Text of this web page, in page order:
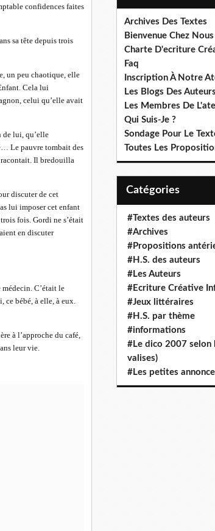
confidences faites
sa tête depuis trois
un peu chaotique, elle
Cela lui
celui qu’elle avait
de lui, qu’elle
Le pauvre tombait des
racontait. Il bredouilla
discuter de cet
lui imposer cet enfant
fois. Gordi ne s’était
en discuter
C’était le
ce bébé, à elle, à eux.
à l’approche du café,
leur vie.
Archives Des Textes
Bienvenue Chez Nous
Charte D'ecriture
Faq
Inscription À Notre
Les Blogs Des
Les Membres De
Qui Suis-Je ?
Sondage Pour Le
Toutes Les
Catégories
#Textes des auteurs
#Archives
#Propositions
#H.S. des auteurs
#Les Auteurs
#Ecriture Créative
#Jeux littéraires
#H.S. par thème
#informations
#Le dico 2007 selon
valises)
#Les petites